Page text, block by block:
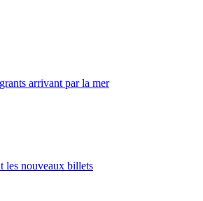
arrivant par la mer
les nouveaux billets